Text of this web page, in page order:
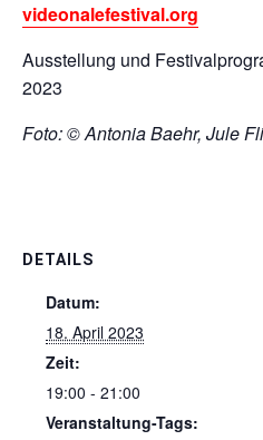
videonalefestival.org
Ausstellung und
2023
Foto: © Antonia Baehr, Jule
DETAILS
Datum:
18. April 2023
Zeit:
19:00 - 21:00
Veranstaltung-Tags: